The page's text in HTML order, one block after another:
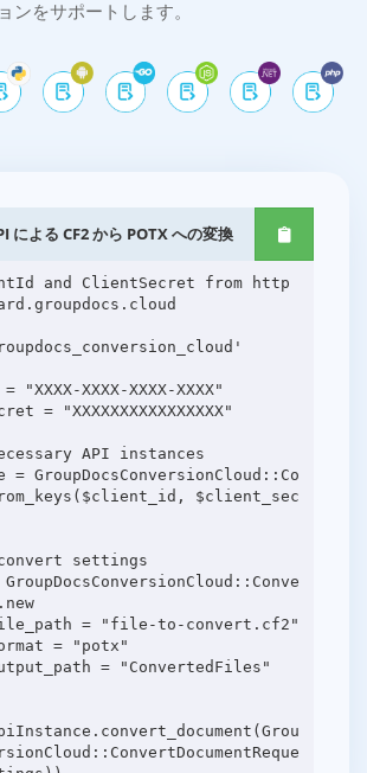
ンをサポートします。
による CF2 から POTX への変換
and ClientSecret from http
XXXX-XXXX-XXXX"
= "XXXXXXXXXXXXXXXX"
API instances
= GroupDocsConversionCloud::Co
$client_sec
settings
= "file-to-convert.cf2"
= "potx"
= "ConvertedFiles"